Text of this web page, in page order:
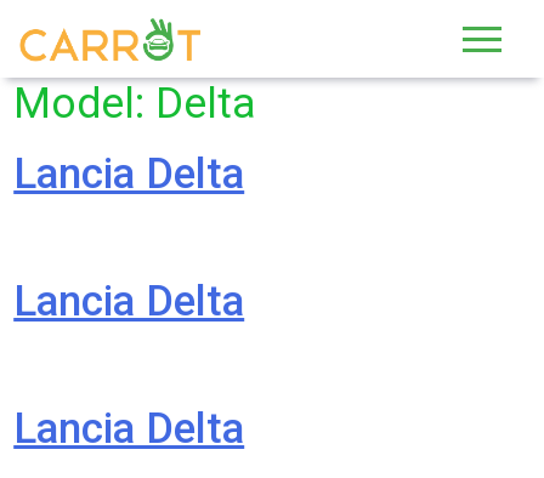
Model: Delta
Lancia Delta
Lancia Delta
Lancia Delta